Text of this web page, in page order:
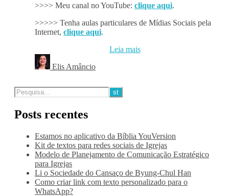
>>>> Meu canal no YouTube: clique aqui.
>>>>> Tenha aulas particulares de Mídias Sociais pela
Internet, clique aqui.
Leia mais
Elis Amâncio
Posts recentes
Estamos no aplicativo da Bíblia YouVersion
Kit de textos para redes sociais de Igrejas
Modelo de Planejamento de Comunicação Estratégico
para Igrejas
Li o Sociedade do Cansaço de Byung-Chul Han
Como criar link com texto personalizado para o
WhatsApp?